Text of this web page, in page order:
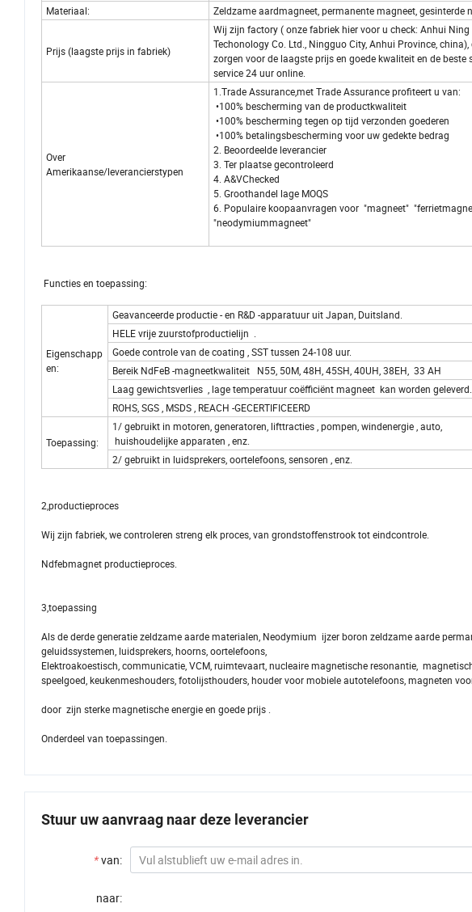
Materiaal:
Zeldzame aardmagneet, permanente magneet, gesinterde
Prijs (laagste prijs in fabriek)
Wij zijn factory ( onze fabriek hier voor u check: Anhui
Techonology Co. Ltd., Ningguo City, Anhui Province,
zorgen voor de laagste prijs en goede kwaliteit en de beste
service 24 uur online.
Over
Amerikaanse/leverancierstypen
1.Trade Assurance,met Trade Assurance profiteert u van:
•100% bescherming van de productkwaliteit
•100% bescherming tegen op tijd verzonden goederen
•100% betalingsbescherming voor uw gedekte bedrag
2. Beoordeelde leverancier
3. Ter plaatse gecontroleerd
4. A&VChecked
5. Groothandel lage MOQS
6. Populaire koopaanvragen voor "magneet"
"neodymiummagneet"
Functies en toepassing:
Eigenschapp
en:
Geavanceerde productie - en R&D -apparatuur uit Japan, Duitsland.
HELE vrije zuurstofproductielijn .
Goede controle van de coating , SST tussen 24-108 uur.
Bereik NdFeB -magneetkwaliteit N55, 50M, 48H, 45SH, 40UH, 38EH, 33 AH
Laag gewichtsverlies , lage temperatuur coëfficiënt magneet kan worden geleverd.
ROHS, SGS , MSDS , REACH -GECERTIFICEERD
Toepassing:
1/ gebruikt in motoren, generatoren, lifttracties , pompen, windenergie , auto,
huishoudelijke apparaten , enz.
2/ gebruikt in luidsprekers, oortelefoons, sensoren , enz.
2,productieproces
Wij zijn fabriek, we controleren streng elk proces, van grondstoffenstrook tot eindcontrole.
Ndfebmagnet productieproces.
3,toepassing
Als de derde generatie zeldzame aarde materialen, Neodymium ijzer boron zeldzame aarde
geluidssystemen, luidsprekers, hoorns, oortelefoons,
Elektroakoestisch, communicatie, VCM, ruimtevaart, nucleaire magnetische resonantie,
speelgoed, keukenmeshouders, fotolijsthouders, houder voor mobiele autotelefoons, magneten
door zijn sterke magnetische energie en goede prijs .
Onderdeel van toepassingen.
Stuur uw aanvraag naar deze leverancier
*van:
naar: